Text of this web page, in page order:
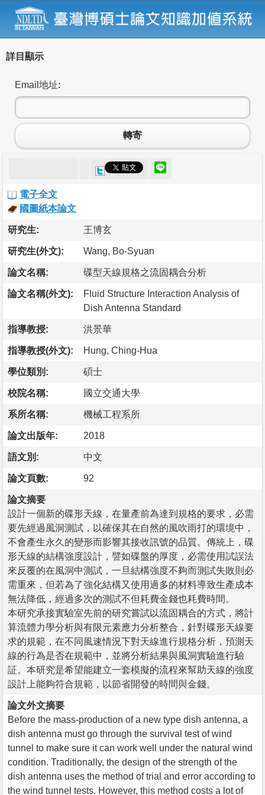
詳目顯示
Email地址:
轉寄
電子全文
國圖紙本論文
研究生: 王博玄
研究生(外文): Wang, Bo-Syuan
論文名稱: 碟型天線規格之流固耦合分析
論文名稱(外文):
Fluid Structure Interaction Analysis of
Dish Antenna Standard
指導教授: 洪景華
指導教授(外文): Hung, Ching-Hua
學位類別: 碩士
校院名稱: 國立交通大學
系所名稱: 機械工程系所
論文出版年: 2018
語文別: 中文
論文頁數: 92
論文摘要
設計一個新的碟形天線，在量產前為達到規格的要求，必需
要先經過風洞測試，以確保其在自然的風吹雨打的環境中，
不會產生永久的變形而影響其接收訊號的品質。傳統上，碟
形天線的結構強度設計，譬如碟盤的厚度，必需使用試誤法
來反覆的在風洞中測試，一旦結構強度不夠而測試失敗則必
需重來，但若為了強化結構又使用過多的材料導致生產成本
無法降低，經過多次的測試不但耗費金錢也耗費時間。
本研究承接實驗室先前的研究嘗試以流固耦合的方式，將計
算流體力學分析與有限元素應力分析整合，針對碟形天線要
求的規範，在不同風速情況下對天線進行規格分析，預測天
線的行為是否在規範中，並將分析結果與風洞實驗進行驗
証。本研究是希望能建立一套模擬的流程來幫助天線的強度
設計上能夠符合規範，以節省開發的時間與金錢。
論文外文摘要
Before the mass-production of a new type dish antenna, a
dish antenna must go through the survival test of wind
tunnel to make sure it can work well under the natural wind
condition. Traditionally, the design of the strength of the
dish antenna uses the method of trial and error according to
the wind tunnel tests. However, this method costs a lot of